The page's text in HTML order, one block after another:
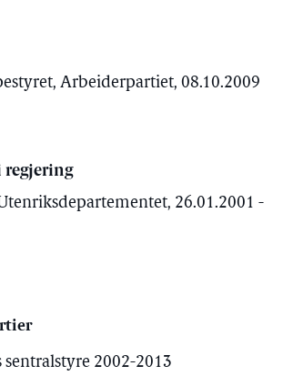
Arbeiderpartiet, 08.10.2009
regjering
26.01.2001 -
2002-2013